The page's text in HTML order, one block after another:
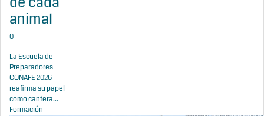
animal
0
La Escuela de
Preparadores
CONAFE 2026
reafirma su papel
como cantera...
Formación